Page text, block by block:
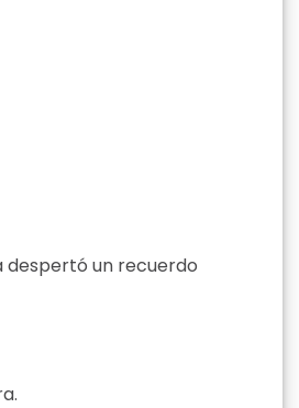
despertó un recuerdo